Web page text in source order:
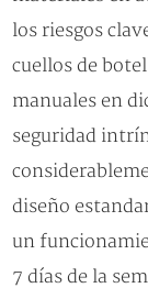
los riesgos
cuellos de
manuales en
seguridad
diseño
un
7 días de la